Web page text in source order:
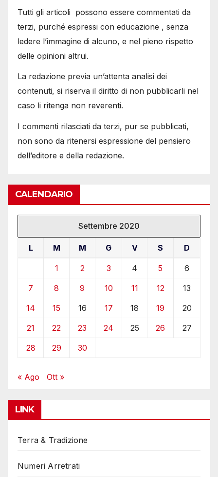
Tutti gli articoli possono essere commentati da
terzi, purché espressi con educazione , senza
ledere l’immagine di alcuno, e nel pieno rispetto
delle opinioni altrui.
La redazione previa un’attenta analisi dei
contenuti, si riserva il diritto di non pubblicarli nel
caso li ritenga non reverenti.
I commenti rilasciati da terzi, pur se pubblicati,
non sono da ritenersi espressione del pensiero
dell’editore e della redazione.
CALENDARIO
Settembre 2020
L M M G V S D
1 2 3 4 5 6
7 8 9 10 11 12 13
14 15 16 17 18 19 20
21 22 23 24 25 26 27
28 29 30
« Ago Ott »
LINK
Terra & Tradizione
Numeri Arretrati